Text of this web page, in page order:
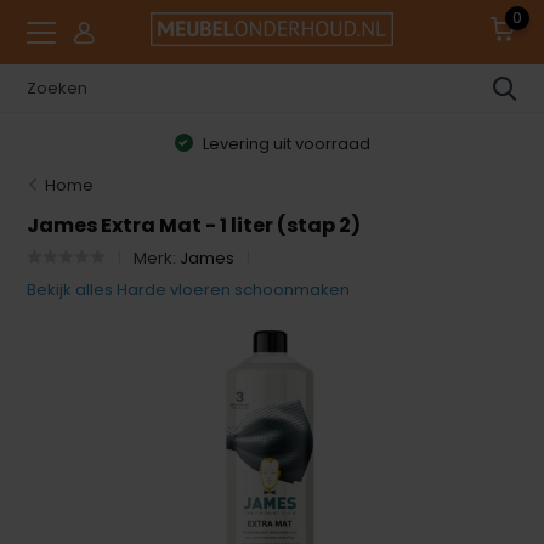
0
Levering uit voorraad
Home
James Extra Mat - 1 liter (stap 2)
Merk: James
Bekijk alles Harde vloeren schoonmaken